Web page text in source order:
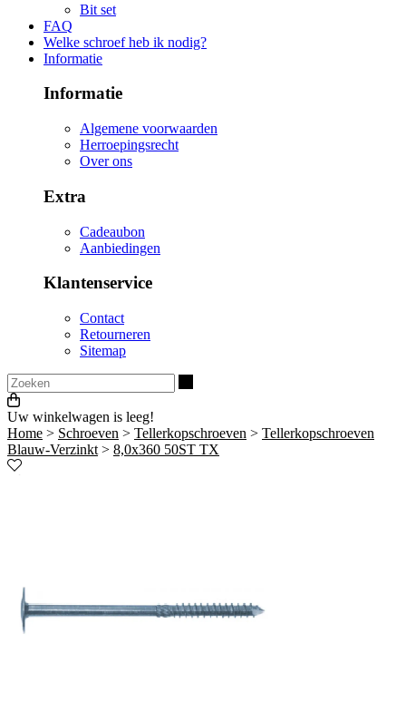
Bit set
FAQ
Welke schroef heb ik nodig?
Informatie
Informatie
Algemene voorwaarden
Herroepingsrecht
Over ons
Extra
Cadeaubon
Aanbiedingen
Klantenservice
Contact
Retourneren
Sitemap
Uw winkelwagen is leeg!
Home > Schroeven > Tellerkopschroeven > Tellerkopschroeven
Blauw-Verzinkt > 8,0x360 50ST TX